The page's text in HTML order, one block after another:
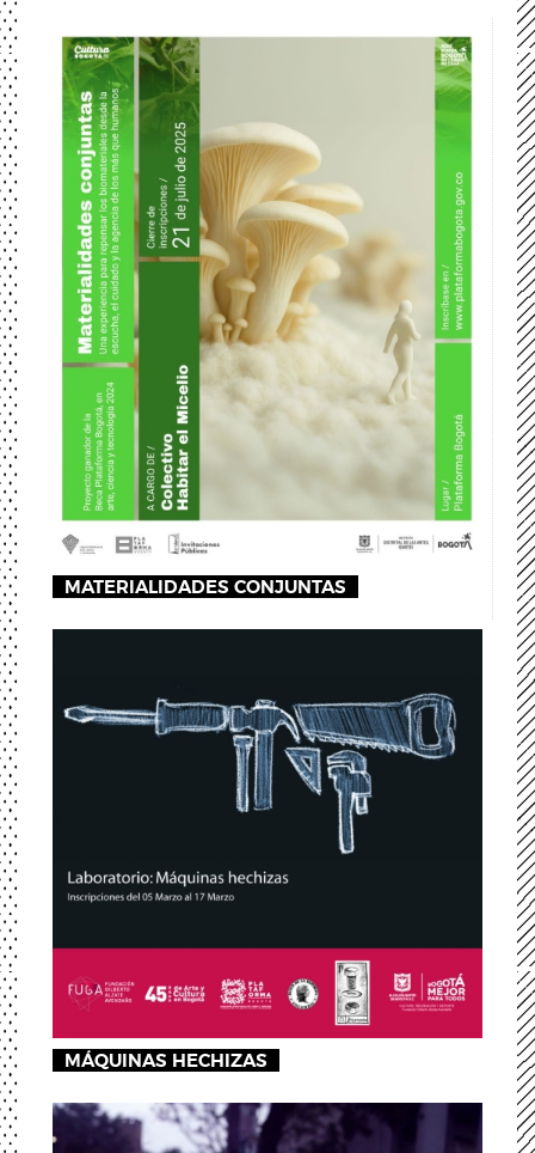
MATERIALIDADES CONJUNTAS
MÁQUINAS HECHIZAS